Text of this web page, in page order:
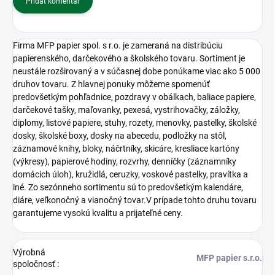
Firma MFP papier spol. s r.o. je zameraná na distribúciu
papierenského, darčekového a školského tovaru. Sortiment je
neustále rozširovaný a v súčasnej dobe ponúkame viac ako 5 000
druhov tovaru. Z hlavnej ponuky môžeme spomenúť
predovšetkým pohľadnice, pozdravy v obálkach, baliace papiere,
darčekové tašky, maľovanky, pexesá, vystrihovačky, záložky,
diplomy, listové papiere, stuhy, rozety, menovky, pastelky, školské
dosky, školské boxy, dosky na abecedu, podložky na stôl,
záznamové knihy, bloky, náčrtníky, skicáre, kresliace kartóny
(výkresy), papierové hodiny, rozvrhy, denníčky (záznamníky
domácich úloh), kružidlá, ceruzky, voskové pastelky, pravítka a
iné. Zo sezónneho sortimentu sú to predovšetkým kalendáre,
diáre, veľkonočný a vianočný tovar.V prípade tohto druhu tovaru
garantujeme vysokú kvalitu a prijateľné ceny.
Výrobná
spoločnosť:
MFP papier s.r.o.